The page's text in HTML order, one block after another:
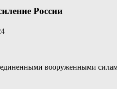
России
вооруженными